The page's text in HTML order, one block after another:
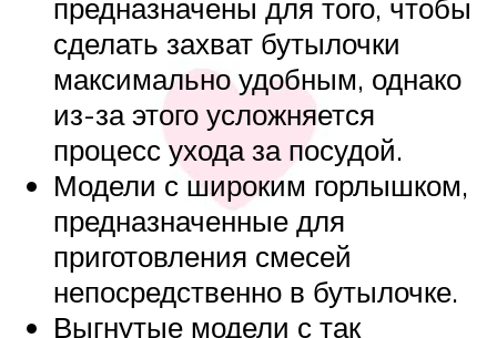
предназначены для того, чтобы
сделать захват бутылочки
максимально удобным, однако
из-за этого усложняется
процесс ухода за посудой.
Модели с широким горлышком,
предназначенные для
приготовления смесей
непосредственно в бутылочке.
Выгнутые модели с так